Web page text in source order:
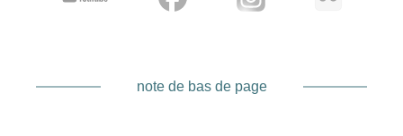
note de bas de page